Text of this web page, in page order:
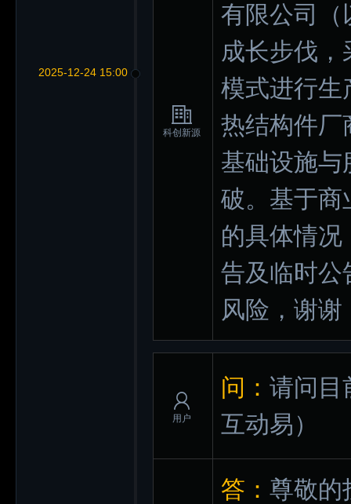
2025-12-24 15:00
科创新源
有限公司（
成长步伐
模式进行生
热结构件厂
基础设施与
破。基于商
的具体情
告及临时公
风险，谢谢
用户
问： 请问目
互动易）
答： 尊敬的